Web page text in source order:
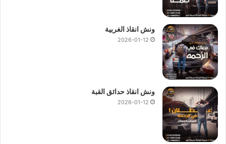
ونش انقاذ الغربية
2026-01-12
ونش انقاذ حدائق القبة
2026-01-12